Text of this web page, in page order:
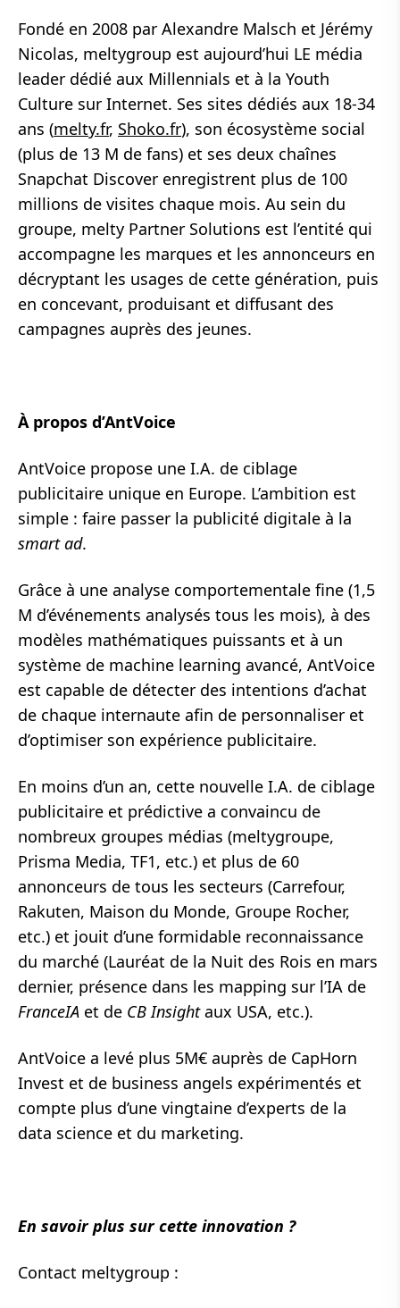
Fondé en 2008 par Alexandre Malsch et Jérémy
Nicolas, meltygroup est aujourd’hui LE média
leader dédié aux Millennials et à la Youth
Culture sur Internet. Ses sites dédiés aux 18-34
ans (melty.fr, Shoko.fr), son écosystème social
(plus de 13 M de fans) et ses deux chaînes
Snapchat Discover enregistrent plus de 100
millions de visites chaque mois. Au sein du
groupe, melty Partner Solutions est l’entité qui
accompagne les marques et les annonceurs en
décryptant les usages de cette génération, puis
en concevant, produisant et diffusant des
campagnes auprès des jeunes.
À propos d’AntVoice
AntVoice propose une I.A. de ciblage
publicitaire unique en Europe. L’ambition est
simple : faire passer la publicité digitale à la
smart ad.
Grâce à une analyse comportementale fine (1,5
M d’événements analysés tous les mois), à des
modèles mathématiques puissants et à un
système de machine learning avancé, AntVoice
est capable de détecter des intentions d’achat
de chaque internaute afin de personnaliser et
d’optimiser son expérience publicitaire.
En moins d’un an, cette nouvelle I.A. de ciblage
publicitaire et prédictive a convaincu de
nombreux groupes médias (meltygroupe,
Prisma Media, TF1, etc.) et plus de 60
annonceurs de tous les secteurs (Carrefour,
Rakuten, Maison du Monde, Groupe Rocher,
etc.) et jouit d’une formidable reconnaissance
du marché (Lauréat de la Nuit des Rois en mars
dernier, présence dans les mapping sur l’IA de
FranceIA et de CB Insightaux USA, etc.).
AntVoice a levé plus 5M€ auprès de CapHorn
Invest et de business angels expérimentés et
compte plus d’une vingtaine d’experts de la
data science et du marketing.
En savoir plus sur cette innovation ?
Contact meltygroup :